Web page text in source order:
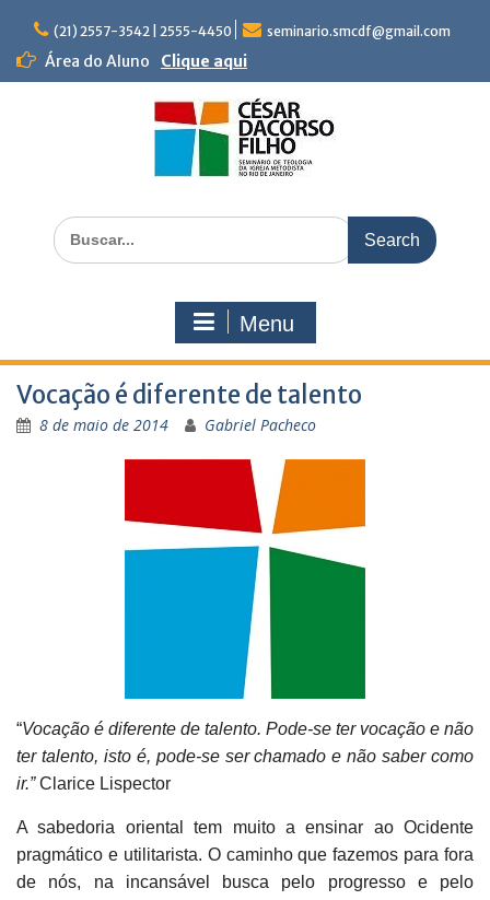
content
(21) 2557-3542 | 2555-4450 seminario.smcdf@gmail.com
Área do Aluno Clique aqui
Search
for:
Menu
Vocação é diferente de talento
8 de maio de 2014 Gabriel Pacheco
“Vocação é diferente de talento. Pode-se ter vocação e não
ter talento, isto é, pode-se ser chamado e não saber como
ir.”Clarice Lispector
A sabedoria oriental tem muito a ensinar ao Ocidente
pragmático e utilitarista. O caminho que fazemos para fora
de nós, na incansável busca pelo progresso e pelo